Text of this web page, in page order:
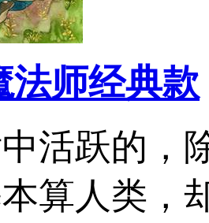
法师经典款
活跃的，
算人类，